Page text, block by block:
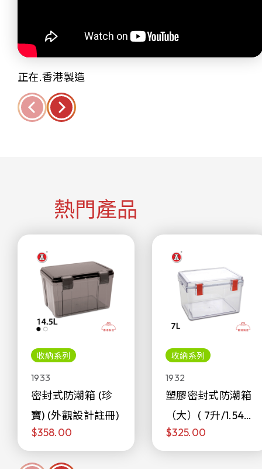
正在.香港製造
熱門產品
收納系列
1933
密封式防潮箱 (珍
寶) (外觀設計註冊)
$358.00
收納系列
1932
塑膠密封式防潮箱
（大）( 7升/1.54加
侖)
$325.00